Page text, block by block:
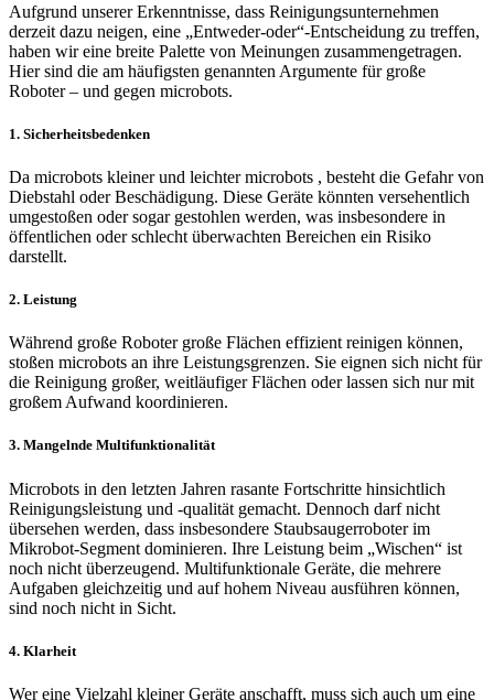
Aufgrund unserer Erkenntnisse, dass Reinigungsunternehmen
derzeit dazu neigen, eine „Entweder-oder“-Entscheidung zu treffen,
haben wir eine breite Palette von Meinungen zusammengetragen.
Hier sind die am häufigsten genannten Argumente für große
Roboter – und gegen microbots.
1. Sicherheitsbedenken
Da microbots kleiner und leichter microbots , besteht die Gefahr von
Diebstahl oder Beschädigung. Diese Geräte könnten versehentlich
umgestoßen oder sogar gestohlen werden, was insbesondere in
öffentlichen oder schlecht überwachten Bereichen ein Risiko
darstellt.
2. Leistung
Während große Roboter große Flächen effizient reinigen können,
stoßen microbots an ihre Leistungsgrenzen. Sie eignen sich nicht für
die Reinigung großer, weitläufiger Flächen oder lassen sich nur mit
großem Aufwand koordinieren.
3. Mangelnde Multifunktionalität
Microbots in den letzten Jahren rasante Fortschritte hinsichtlich
Reinigungsleistung und -qualität gemacht. Dennoch darf nicht
übersehen werden, dass insbesondere Staubsaugerroboter im
Mikrobot-Segment dominieren. Ihre Leistung beim „Wischen“ ist
noch nicht überzeugend. Multifunktionale Geräte, die mehrere
Aufgaben gleichzeitig und auf hohem Niveau ausführen können,
sind noch nicht in Sicht.
4. Klarheit
Wer eine Vielzahl kleiner Geräte anschafft, muss sich auch um eine